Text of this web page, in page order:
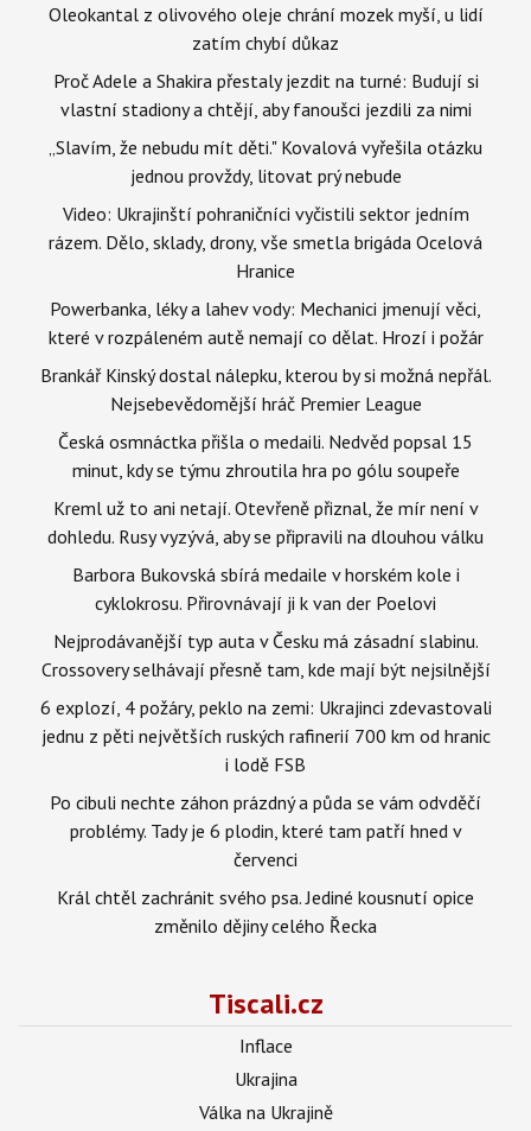
Oleokantal z olivového oleje chrání mozek myší, u lidí
zatím chybí důkaz
Proč Adele a Shakira přestaly jezdit na turné: Budují si
vlastní stadiony a chtějí, aby fanoušci jezdili za nimi
„Slavím, že nebudu mít děti." Kovalová vyřešila otázku
jednou provždy, litovat prý nebude
Video: Ukrajinští pohraničníci vyčistili sektor jedním
rázem. Dělo, sklady, drony, vše smetla brigáda Ocelová
Hranice
Powerbanka, léky a lahev vody: Mechanici jmenují věci,
které v rozpáleném autě nemají co dělat. Hrozí i požár
Brankář Kinský dostal nálepku, kterou by si možná nepřál.
Nejsebevědomější hráč Premier League
Česká osmnáctka přišla o medaili. Nedvěd popsal 15
minut, kdy se týmu zhroutila hra po gólu soupeře
Kreml už to ani netají. Otevřeně přiznal, že mír není v
dohledu. Rusy vyzývá, aby se připravili na dlouhou válku
Barbora Bukovská sbírá medaile v horském kole i
cyklokrosu. Přirovnávají ji k van der Poelovi
Nejprodávanější typ auta v Česku má zásadní slabinu.
Crossovery selhávají přesně tam, kde mají být nejsilnější
6 explozí, 4 požáry, peklo na zemi: Ukrajinci zdevastovali
jednu z pěti největších ruských rafinerií 700 km od hranic
i lodě FSB
Po cibuli nechte záhon prázdný a půda se vám odvděčí
problémy. Tady je 6 plodin, které tam patří hned v
červenci
Král chtěl zachránit svého psa. Jediné kousnutí opice
změnilo dějiny celého Řecka
Tiscali.cz
Inflace
Ukrajina
Válka na Ukrajině